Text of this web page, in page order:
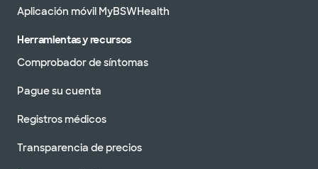
Aplicación móvil MyBSWHealth
Herramientas y recursos
Comprobador de síntomas
Pague su cuenta
Registros médicos
Transparencia de precios